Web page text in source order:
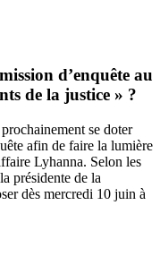
d’enquête au
de la justice » ?
se doter
afin de faire la lumière
Lyhanna. Selon les
présidente de la
dès mercredi 10 juin à